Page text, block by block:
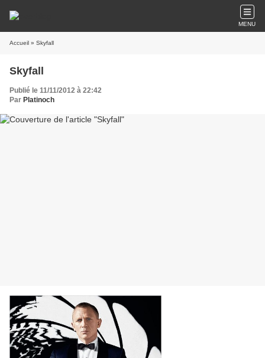
MENU
Accueil » Skyfall
Skyfall
Publié le 11/11/2012 à 22:42
Par Platinoch